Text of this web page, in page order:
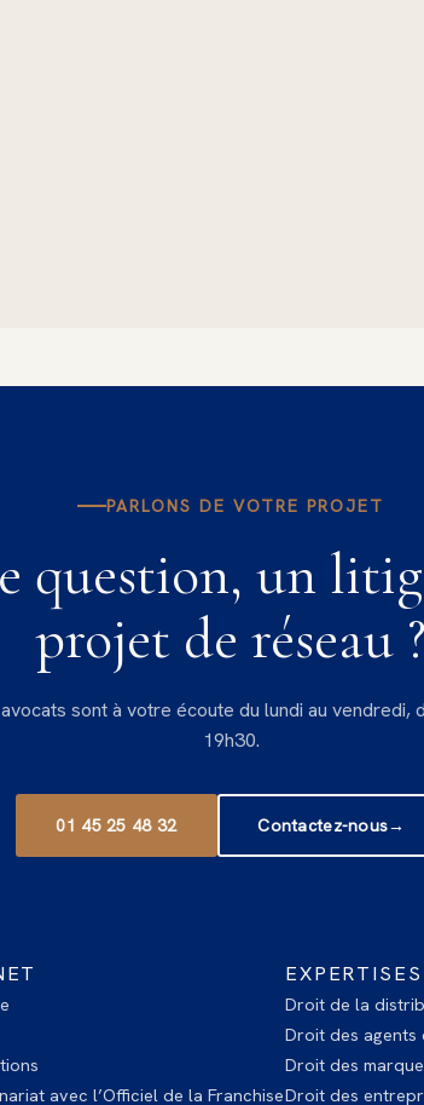
PARLONS DE VOTRE PROJET
question, un
projet de réseau ?
sont à votre écoute du lundi au vendredi,
19h30.
01 45 25 48 32 Contactez-nous→
avec l’Officiel de la Franchise
EXPERTISES
Droit de la
Droit des agents
Droit des
Droit des